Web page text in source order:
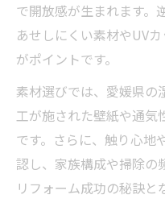
で開放感が生まれます。
あせしにくい素材やUV
がポイントです。
素材選びでは、愛媛県の
工が施された壁紙や通気
です。さらに、触り心地
認し、家族構成や掃除の
リフォーム成功の秘訣と